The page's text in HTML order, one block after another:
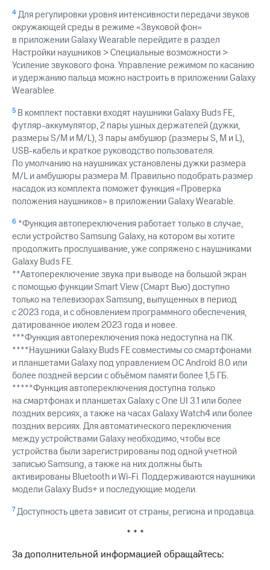
4Для регулировки уровня интенсивности передачи звуков
окружающей среды в режиме «Звуковой фон»
в приложении Galaxy Wearable перейдите в раздел
Настройки наушников > Специальные возможности >
Усиление звукового фона. Управление режимом по касанию
и удержанию пальца можно настроить в приложении Galaxy
Wearablee.
5 В комплект поставки входят наушники Galaxy Buds FE,
футляр-аккумулятор, 2 пары ушных держателей (дужки,
размеры S/M и M/L), 3 пары амбушюр (размеры S, M и L),
USB-кабель и краткое руководство пользователя.
По умолчанию на наушниках установлены дужки размера
M/L и амбушюры размера М. Правильно подобрать размер
насадок из комплекта поможет функция «Проверка
положения наушников» в приложении Galaxy Wearable.
6 *Функция автопереключения работает только в случае,
если устройство Samsung Galaxy, на котором вы хотите
продолжить прослушивание, уже сопряжено с наушниками
Galaxy Buds FE.
**Автопереключение звука при выводе на большой экран
с помощью функции Smart View (Смарт Вью) доступно
только на телевизорах Samsung, выпущенных в период
с 2023 года, и с обновлением программного обеспечения,
датированное июлем 2023 года и новее.
***Функция автопереключения пока недоступна на ПК.
****Наушники Galaxy Buds FE совместимы со смартфонами
и планшетами Galaxy под управлением ОС Android 8.0 или
более поздней версии с объёмом памяти более 1,5 ГБ.
*****Функция автопереключения доступна только
на смартфонах и планшетах Galaxy с One UI 3.1 или более
поздних версиях, а также на часах Galaxy Watch4 или более
поздних версиях. Для автоматического переключения
между устройствами Galaxy необходимо, чтобы все
устройства были зарегистрированы под одной учетной
записью Samsung, а также на них должны быть
активированы Bluetooth и Wi-Fi. Поддерживаются наушники
модели Galaxy Buds+ и последующие модели.
7Доступность цвета зависит от страны, региона и продавца.
* * *
За дополнительной информацией обращайтесь: